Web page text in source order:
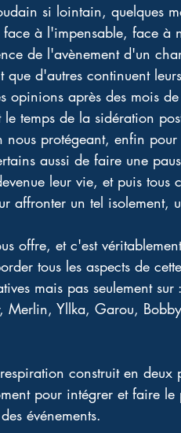
si lointain, quelques
à l'impensable, face à
de l'avènement d'un
que d'autres continuent
opinions après des mois
temps de la sidération
nous protégeant, enfin
aussi de faire une
leur vie, et puis
affronter un tel isolement,
offre, et c'est
tous les aspects de
mais pas seulement
Merlin, Yllka, Garou,
construit en
pour intégrer et faire
événements.